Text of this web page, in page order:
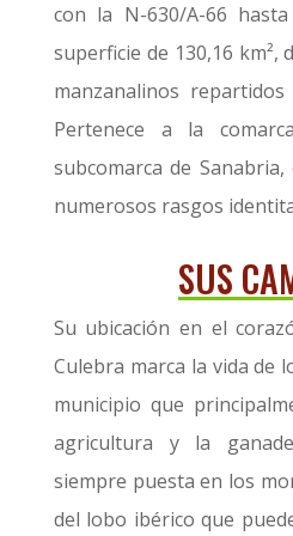
con la N-630/A-66
superficie de 130,16 km²,
manzanalinos
Pertenece a la
subcomarca de
numerosos rasgos
SUS
Su ubicación en el
Culebra marca la vida de
municipio que
agricultura y la
siempre puesta en los
del lobo ibérico que